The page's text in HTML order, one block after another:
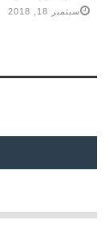
سبتمبر 18, 2018